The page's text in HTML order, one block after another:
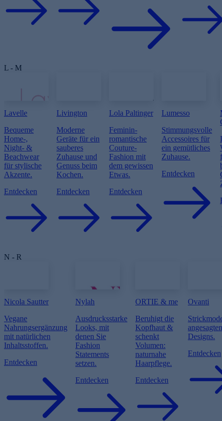
L - M
Lavelle
Bequeme
Home-,
Night- &
Beachwear
für stylische
Akzente.
Entdecken
Livington
Moderne
Geräte für ein
sauberes
Zuhause und
Genuss beim
Kochen.
Entdecken
Lola Paltinger
Feminin-
romantische
Couture-
Fashion mit
dem gewissen
Etwas.
Entdecken
Lumesso
Stimmungsvolle
Accessoires für
ein gemütliches
Zuhause.
Entdecken
N - R
Nicola Sautter
Vegane
Nahrungsergänzung
mit natürlichen
Inhaltsstoffen.
Entdecken
Nylah
Ausdrucksstarke
Looks, mit
denen Sie
Fashion
Statements
setzen.
Entdecken
ORTIE & me
Beruhigt die
Kopfhaut &
schenkt
Volumen:
naturnahe
Haarpflege.
Entdecken
Ovanti
angesagten
Designs.
Entdecken